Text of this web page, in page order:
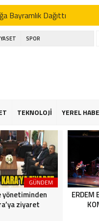
Bayramlık Dağıttı
fişek kazası
Dağıttı
fişek kazası
SPOR
TEKNOLOJİ YEREL
GÜNDEM
yönetiminden
ziyaret
ERDEM